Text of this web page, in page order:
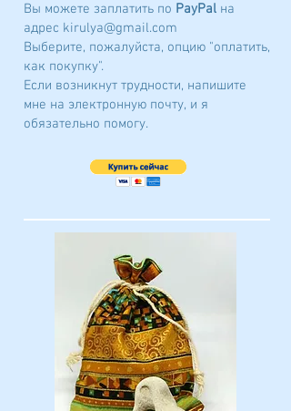
Вы можете заплатить по PayPal на
адрес kirulya@gmail.com
Выберите, пожалуйста, опцию "оплатить,
как покупку".
Если возникнут трудности, напишите
мне на электронную почту, и я
обязательно помогу.